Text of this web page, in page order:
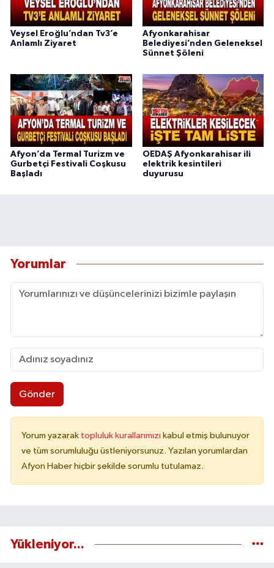
Veysel Eroğlu’ndan Tv3’e
Anlamlı Ziyaret
Afyonkarahisar
Belediyesi’nden Geleneksel
Sünnet Şöleni
Afyon’da Termal Turizm ve
Gurbetçi Festivali Coşkusu
Başladı
OEDAŞ Afyonkarahisar ili
elektrik kesintileri
duyurusu
Yorumlar
Gönder
Yorum yazarak topluluk kurallarımızı kabul etmiş bulunuyor
ve tüm sorumluluğu üstleniyorsunuz. Yazılan yorumlardan
Afyon Haber hiçbir şekilde sorumlu tutulamaz.
Yükleniyor...